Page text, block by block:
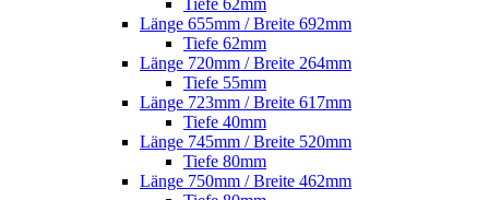
Tiefe 62mm
Länge 655mm / Breite 692mm
Tiefe 62mm
Länge 720mm / Breite 264mm
Tiefe 55mm
Länge 723mm / Breite 617mm
Tiefe 40mm
Länge 745mm / Breite 520mm
Tiefe 80mm
Länge 750mm / Breite 462mm